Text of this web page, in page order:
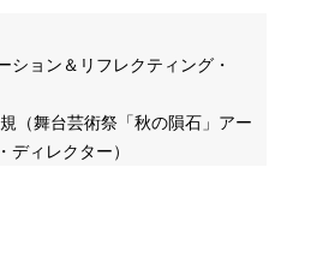
ション＆リフレクティング・
（舞台芸術祭「秋の隕石」アー
ディレクター）